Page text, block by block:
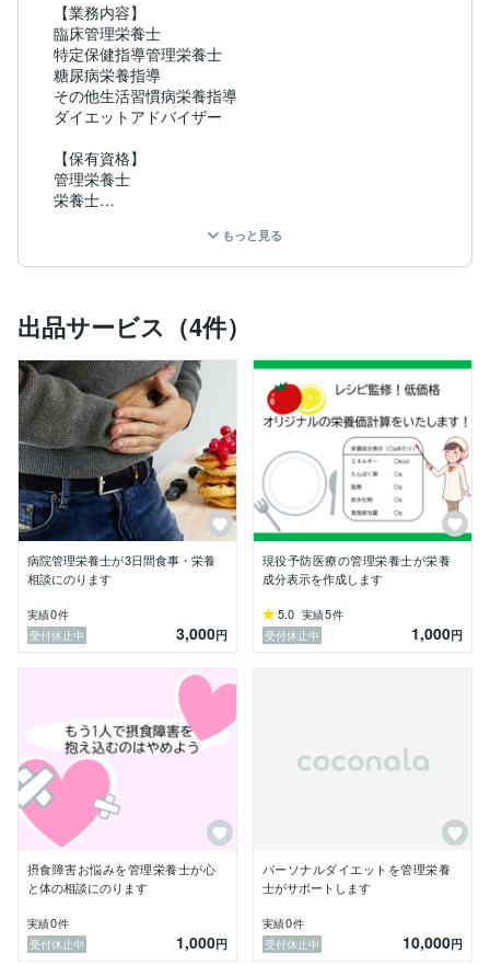
【業務内容】
臨床管理栄養士
特定保健指導管理栄養士
糖尿病栄養指導
その他生活習慣病栄養指導
ダイエットアドバイザー
【保有資格】
管理栄養士
栄養士
認知症サポーター
もっと見る
出品サービス（4件）
病院管理栄養士が3日間食事・栄養
相談にのります
実績0件
受付休止中
3,000円
現役予防医療の管理栄養士が栄養
成分表示を作成します
5.0 実績5件
受付休止中
1,000円
摂食障害お悩みを管理栄養士が心
と体の相談にのります
実績0件
受付休止中
1,000円
パーソナルダイエットを管理栄養
士がサポートします
実績0件
受付休止中
10,000円